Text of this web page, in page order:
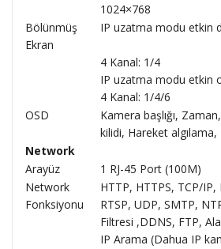
1024×768
Bölünmüş
Ekran
IP uzatma modu etkin
4 Kanal: 1/4
IP uzatma modu etkin
4 Kanal: 1/4/6
OSD
Kamera başlığı,
kilidi, Hareket algılama,
Network
Arayüz
1 RJ-45 Port (100M)
Network
Fonksiyonu
HTTP, HTTPS, TCP/
RTSP, UDP, SMTP,
Filtresi ,DDNS, FTP,
IP Arama (Dahua IP